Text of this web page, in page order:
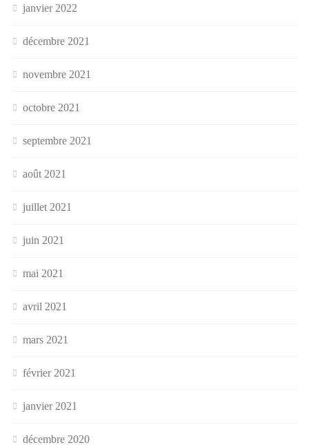
janvier 2022
décembre 2021
novembre 2021
octobre 2021
septembre 2021
août 2021
juillet 2021
juin 2021
mai 2021
avril 2021
mars 2021
février 2021
janvier 2021
décembre 2020